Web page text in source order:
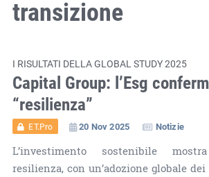
transizione
I RISULTATI DELLA GLOBAL STUDY 2025
Capital Group: l’Esg
“resilienza”
ET.Pro 20 Nov 2025 Notizie
L’investimento sostenibile
resilienza, con un’adozione globale